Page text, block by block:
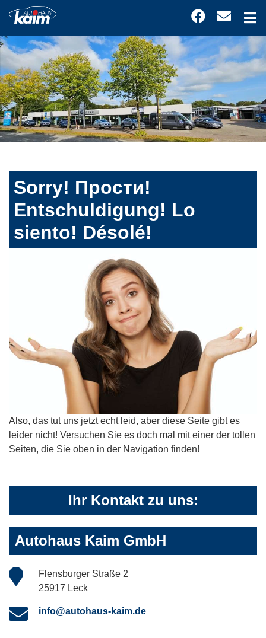
Sorry! Прости!
Entschuldigung! Lo
siento! Désolé!
Also, das tut uns jetzt echt leid, aber diese Seite gibt es
leider nicht! Versuchen Sie es doch mal mit einer der tollen
Seiten, die Sie oben in der Navigation finden!
Ihr Kontakt zu uns:
Autohaus Kaim GmbH
Flensburger Straße 2
25917 Leck
info@autohaus-kaim.de